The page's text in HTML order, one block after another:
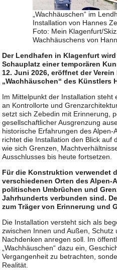
„Wachhäuschen“ im
Installation von Hannes
Foto: Mein Klagenfurt/
Wachhäuschens von
Der Lendhafen in Klagenfurt
Schauplatz einer temporären
12. Juni 2026, eröffnet der
„Wachhäuschen“ des Künstlers
Im Mittelpunkt der Installation steht
an Kontrollorte und
setzt sich Zebedin mit Erinnerung,
gesellschaftlicher Ausgrenzung
historische Erfahrungen des Alpen-
richtet die Installation den Blick auf
wie sich Grenzen,
Ausschlusses bis heute fortsetzen.
Für die Konstruktion verwendet
verschiedenen Orten des Alpen-
politischen Umbrüchen und
Jahrhunderts verbunden sind.
zum Träger von Erinnerung und
Die Installation versteht sich als
zwischen Innen und Außen, Schutz
Nachdenken anregen soll. Im
„Wachhäuschen“ dazu ein,
Vergangenheit zu betrachten,
Realität.